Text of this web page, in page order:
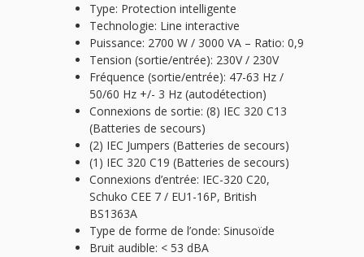
Type: Protection intelligente
Technologie: Line interactive
Puissance: 2700 W / 3000 VA – Ratio: 0,9
Tension (sortie/entrée): 230V / 230V
Fréquence (sortie/entrée): 47-63 Hz /
50/60 Hz +/- 3 Hz (autodétection)
Connexions de sortie: (8) IEC 320 C13
(Batteries de secours)
(2) IEC Jumpers (Batteries de secours)
(1) IEC 320 C19 (Batteries de secours)
Connexions d’entrée: IEC-320 C20,
Schuko CEE 7 / EU1-16P, British
BS1363A
Type de forme de l’onde: Sinusoïde
Bruit audible: < 53 dBA